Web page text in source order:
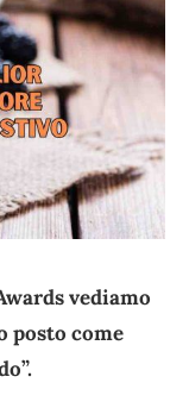
vediamo
posto come